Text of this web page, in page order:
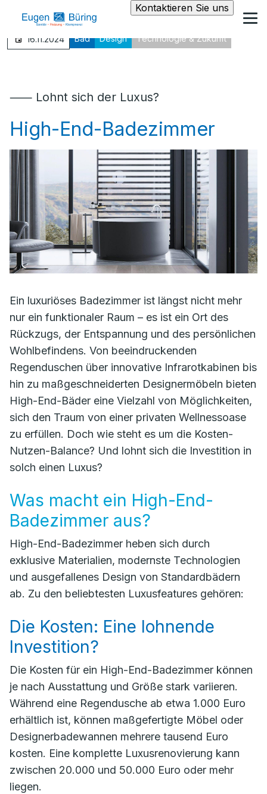
Kontaktieren Sie uns
16.11.2024 Bad Design Technologie & Zukunft
⸺ Lohnt sich der Luxus?
High-End-Badezimmer
Ein luxuriöses Badezimmer ist längst nicht mehr
nur ein funktionaler Raum – es ist ein Ort des
Rückzugs, der Entspannung und des persönlichen
Wohlbefindens. Von beeindruckenden
Regenduschen über innovative Infrarotkabinen bis
hin zu maßgeschneiderten Designermöbeln bieten
High-End-Bäder eine Vielzahl von Möglichkeiten,
sich den Traum von einer privaten Wellnessoase
zu erfüllen. Doch wie steht es um die Kosten-
Nutzen-Balance? Und lohnt sich die Investition in
solch einen Luxus?
Was macht ein High-End-
Badezimmer aus?
High-End-Badezimmer heben sich durch
exklusive Materialien, modernste Technologien
und ausgefallenes Design von Standardbädern
ab. Zu den beliebtesten Luxusfeatures gehören:
Die Kosten: Eine lohnende
Investition?
Die Kosten für ein High-End-Badezimmer können
je nach Ausstattung und Größe stark variieren.
Während eine Regendusche ab etwa 1.000 Euro
erhältlich ist, können maßgefertigte Möbel oder
Designerbadewannen mehrere tausend Euro
kosten. Eine komplette Luxusrenovierung kann
zwischen 20.000 und 50.000 Euro oder mehr
liegen.